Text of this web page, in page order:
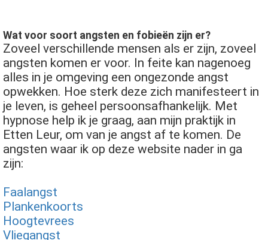
Wat voor soort angsten en fobieën zijn er?
Zoveel verschillende mensen als er zijn, zoveel
angsten komen er voor. In feite kan nagenoeg
alles in je omgeving een ongezonde angst
opwekken. Hoe sterk deze zich manifesteert in
je leven, is geheel persoonsafhankelijk. Met
hypnose help ik je graag, aan mijn praktijk in
Etten Leur, om van je angst af te komen. De
angsten waar ik op deze website nader in ga
zijn:
Faalangst
Plankenkoorts
Hoogtevrees
Vliegangst